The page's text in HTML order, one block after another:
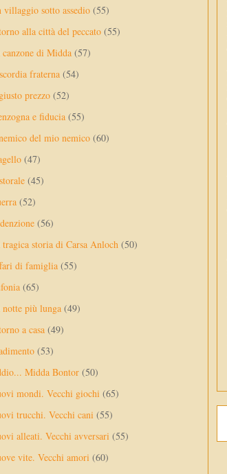
villaggio sotto assedio (55)
alla città del peccato (55)
di Midda (57)
fraterna (54)
prezzo (52)
e fiducia (55)
del mio nemico (60)
(47)
(45)
(52)
(56)
storia di Carsa Anloch (50)
di famiglia (55)
(65)
più lunga (49)
a casa (49)
(53)
Midda Bontor (50)
mondi. Vecchi giochi (65)
trucchi. Vecchi cani (55)
alleati. Vecchi avversari (55)
vite. Vecchi amori (60)